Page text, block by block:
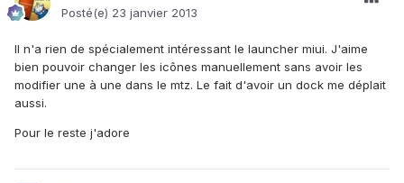
Posté(e) 23 janvier 2013
Il n'a rien de spécialement intéressant le launcher miui. J'aime
bien pouvoir changer les icônes manuellement sans avoir les
modifier une à une dans le mtz. Le fait d'avoir un dock me déplait
aussi.
Pour le reste j'adore